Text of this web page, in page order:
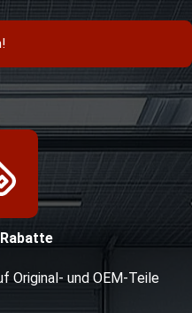
Original- und OEM-Teile